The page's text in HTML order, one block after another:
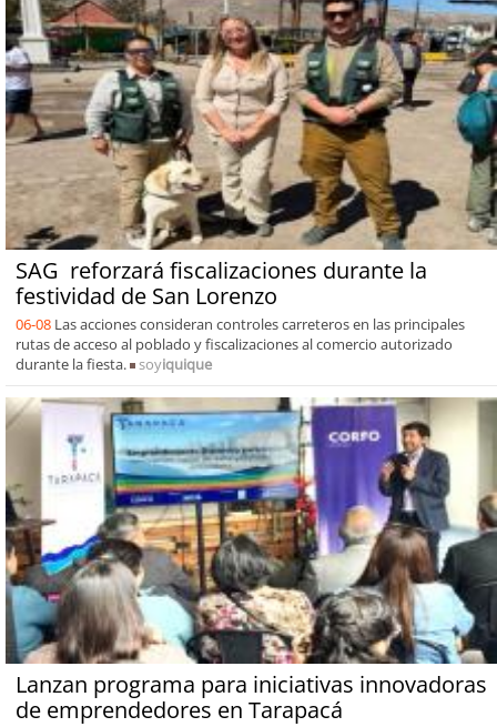
SAG reforzará fiscalizaciones durante la
festividad de San Lorenzo
06-08 Las acciones consideran controles carreteros en las principales
rutas de acceso al poblado y fiscalizaciones al comercio autorizado
durante la fiesta.
soyiquique
Lanzan programa para iniciativas innovadoras
de emprendedores en Tarapacá